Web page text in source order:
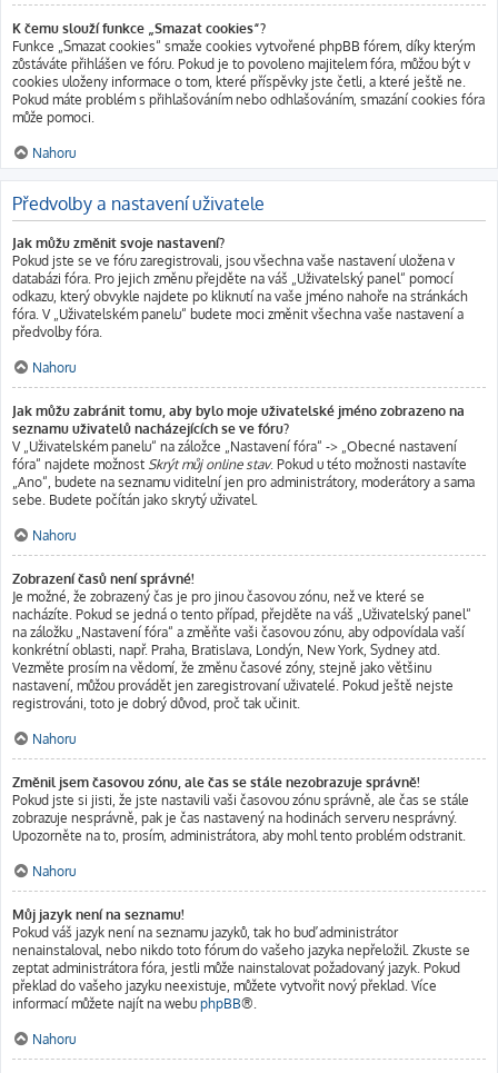
K čemu slouží funkce „Smazat cookies“?
Funkce „Smazat cookies“ smaže cookies vytvořené phpBB fórem, díky kterým
zůstáváte přihlášen ve fóru. Pokud je to povoleno majitelem fóra, můžou být v
cookies uloženy informace o tom, které příspěvky jste četli, a které ještě ne.
Pokud máte problém s přihlašováním nebo odhlašováním, smazání cookies fóra
může pomoci.
Nahoru
Předvolby a nastavení uživatele
Jak můžu změnit svoje nastavení?
Pokud jste se ve fóru zaregistrovali, jsou všechna vaše nastavení uložena v
databázi fóra. Pro jejich změnu přejděte na váš „Uživatelský panel“ pomocí
odkazu, který obvykle najdete po kliknutí na vaše jméno nahoře na stránkách
fóra. V „Uživatelském panelu“ budete moci změnit všechna vaše nastavení a
předvolby fóra.
Nahoru
Jak můžu zabránit tomu, aby bylo moje uživatelské jméno zobrazeno na
seznamu uživatelů nacházejících se ve fóru?
V „Uživatelském panelu“ na záložce „Nastavení fóra“ -> „Obecné nastavení
fóra“ najdete možnost Skrýt můj online stav. Pokud u této možnosti nastavíte
„Ano“, budete na seznamu viditelní jen pro administrátory, moderátory a sama
sebe. Budete počítán jako skrytý uživatel.
Nahoru
Zobrazení časů není správné!
Je možné, že zobrazený čas je pro jinou časovou zónu, než ve které se
nacházíte. Pokud se jedná o tento případ, přejděte na váš „Uživatelský panel“
na záložku „Nastavení fóra“ a změňte vaši časovou zónu, aby odpovídala vaší
konkrétní oblasti, např. Praha, Bratislava, Londýn, New York, Sydney atd.
Vezměte prosím na vědomí, že změnu časové zóny, stejně jako většinu
nastavení, můžou provádět jen zaregistrovaní uživatelé. Pokud ještě nejste
registrováni, toto je dobrý důvod, proč tak učinit.
Nahoru
Změnil jsem časovou zónu, ale čas se stále nezobrazuje správně!
Pokud jste si jisti, že jste nastavili vaši časovou zónu správně, ale čas se stále
zobrazuje nesprávně, pak je čas nastavený na hodinách serveru nesprávný.
Upozorněte na to, prosím, administrátora, aby mohl tento problém odstranit.
Nahoru
Můj jazyk není na seznamu!
Pokud váš jazyk není na seznamu jazyků, tak ho buď administrátor
nenainstaloval, nebo nikdo toto fórum do vašeho jazyka nepřeložil. Zkuste se
zeptat administrátora fóra, jestli může nainstalovat požadovaný jazyk. Pokud
překlad do vašeho jazyku neexistuje, můžete vytvořit nový překlad. Více
informací můžete najít na webu phpBB®.
Nahoru